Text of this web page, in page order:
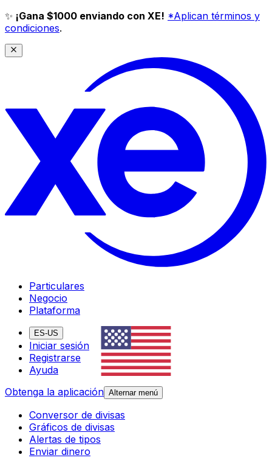
✨ ¡Gana $1000 enviando con XE! *Aplican términos y
condiciones.
Particulares
Negocio
Plataforma
ES-US
Iniciar sesión
Registrarse
Ayuda
Obtenga la aplicación Alternar menú
Conversor de divisas
Gráficos de divisas
Alertas de tipos
Enviar dinero